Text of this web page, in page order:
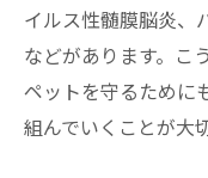
イルス性髄膜脳炎、
などがあります。こ
ペットを守るために
組んでいくことが大